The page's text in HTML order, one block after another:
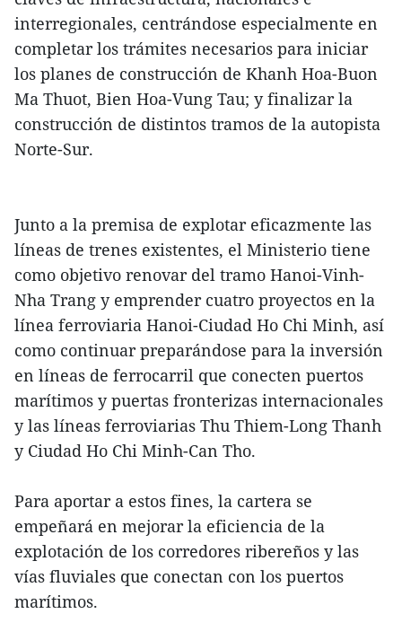
interregionales, centrándose especialmente en
completar los trámites necesarios para iniciar
los planes de construcción de Khanh Hoa-Buon
Ma Thuot, Bien Hoa-Vung Tau; y finalizar la
construcción de distintos tramos de la autopista
Norte-Sur.
Junto a la premisa de explotar eficazmente las
líneas de trenes existentes, el Ministerio tiene
como objetivo renovar del tramo Hanoi-Vinh-
Nha Trang y emprender cuatro proyectos en la
línea ferroviaria Hanoi-Ciudad Ho Chi Minh, así
como continuar preparándose para la inversión
en líneas de ferrocarril que conecten puertos
marítimos y puertas fronterizas internacionales
y las líneas ferroviarias Thu Thiem-Long Thanh
y Ciudad Ho Chi Minh-Can Tho.
Para aportar a estos fines, la cartera se
empeñará en mejorar la eficiencia de la
explotación de los corredores ribereños y las
vías fluviales que conectan con los puertos
marítimos.